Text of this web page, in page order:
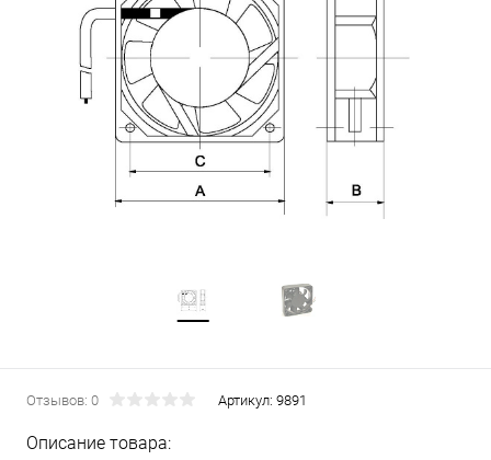
Отзывов: 0 Артикул: 9891
Описание товара: